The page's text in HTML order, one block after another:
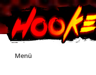
Skip
Menü